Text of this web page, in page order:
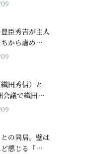
臣秀吉が主人
ちから虐め…
田秀信）と
会議で織田…
との同居。壁は
ど感じる「…